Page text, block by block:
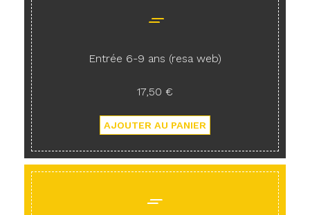
Entrée 6-9 ans (resa web)
17,50 €